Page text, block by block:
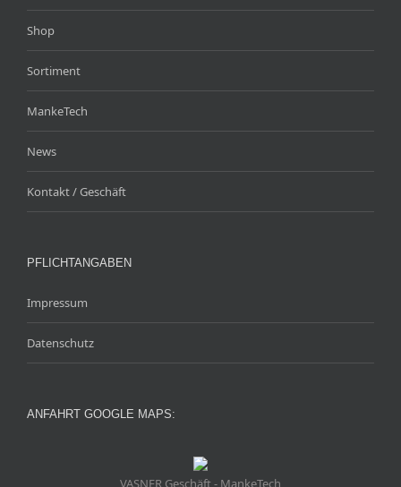
Shop
Sortiment
MankeTech
News
Kontakt / Geschäft
PFLICHTANGABEN
Impressum
Datenschutz
ANFAHRT GOOGLE MAPS:
VASNER Geschäft - MankeTech